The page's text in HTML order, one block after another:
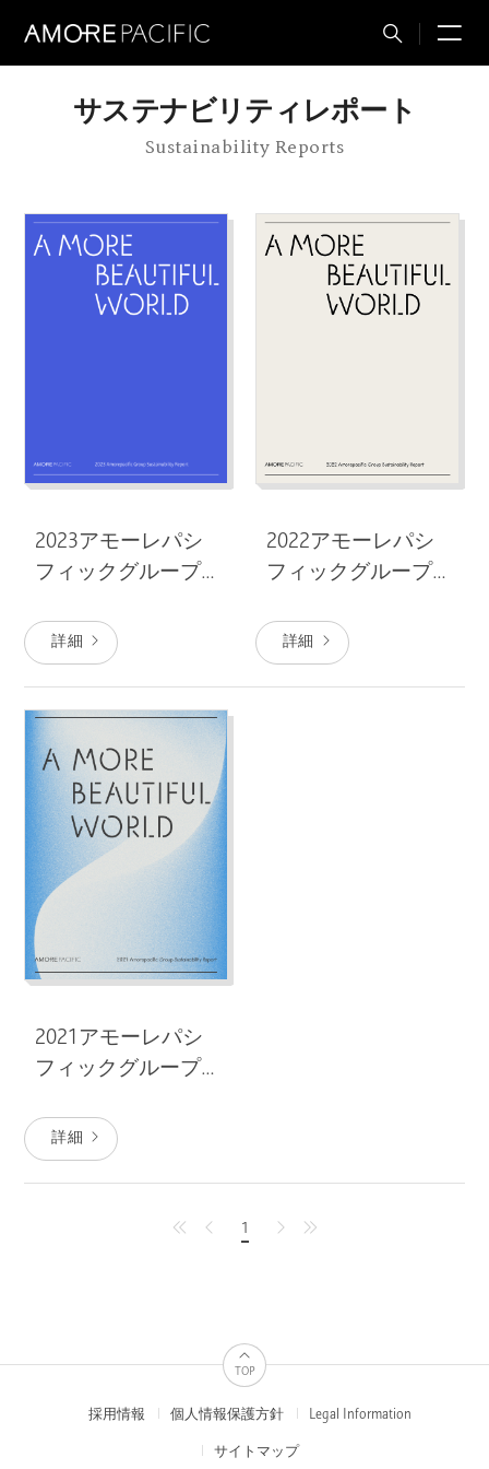
Total
Search
サステナビリティレポート
Sustainability Reports
2023アモーレパシ
フィックグループ
ティレポート
詳細
2022アモーレパシ
フィックグループ
ティレポート
詳細
2021アモーレパシ
フィックグループ
ティレポート
詳細
latest 1 next
TOP
採用情報 個人情報保護方針 Legal Information
サイトマップ